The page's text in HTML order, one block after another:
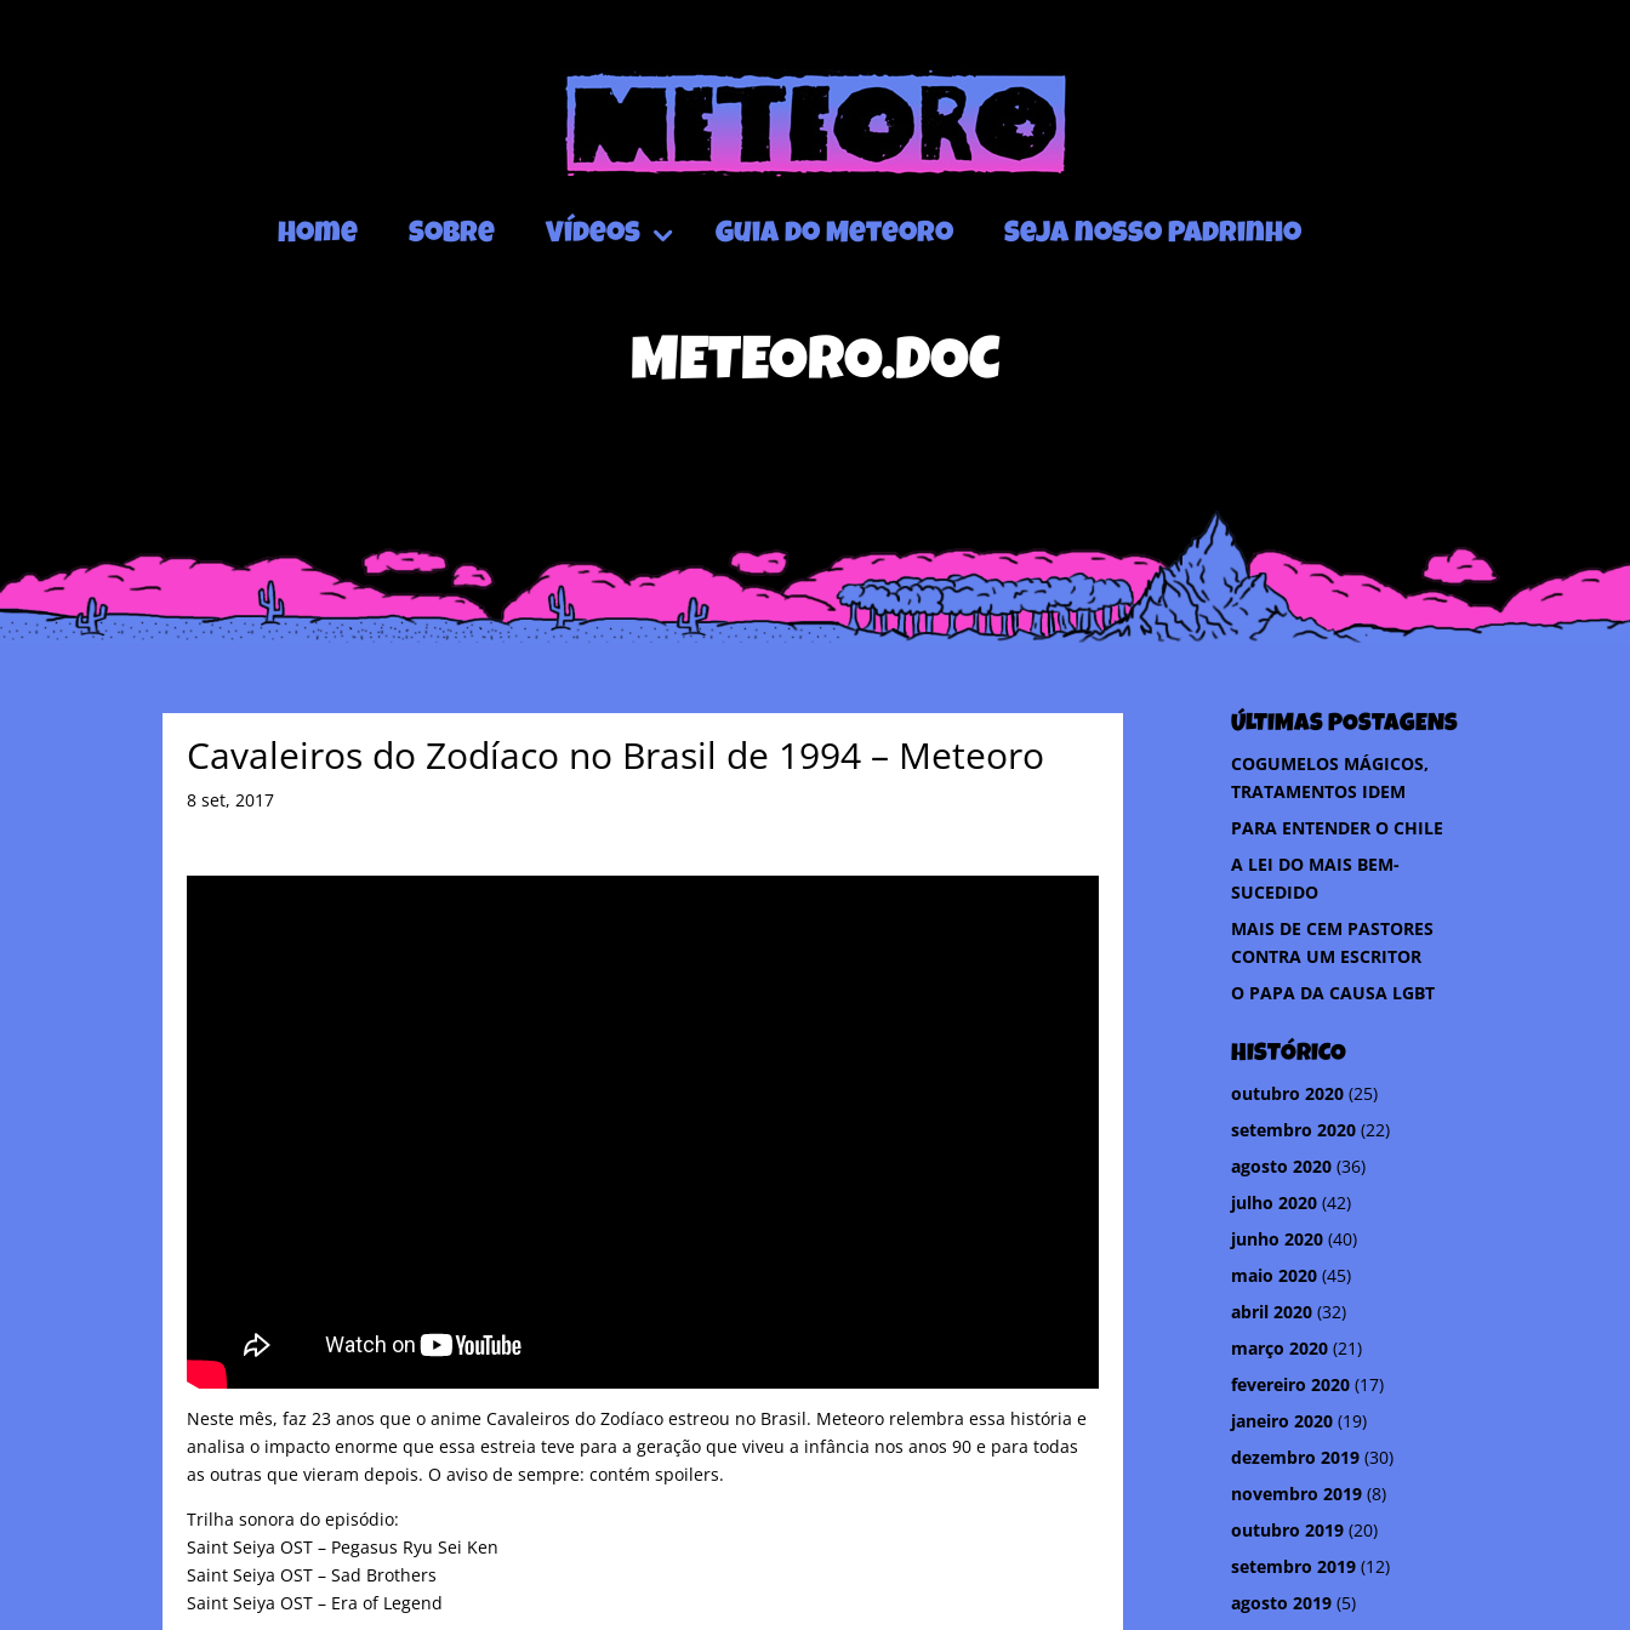
Home Sobre Vídeos Guia do Meteoro Seja nosso Padrinho
METEORO.DOC
Cavaleiros do Zodíaco no Brasil de 1994 – Meteoro
8 set, 2017
Neste mês, faz 23 anos que o anime Cavaleiros do Zodíaco estreou no Brasil. Meteoro relembra essa história e
analisa o impacto enorme que essa estreia teve para a geração que viveu a infância nos anos 90 e para todas
as outras que vieram depois. O aviso de sempre: contém spoilers.
Trilha sonora do episódio:
Saint Seiya OST – Pegasus Ryu Sei Ken
Saint Seiya OST – Sad Brothers
Saint Seiya OST – Era of Legend
ÚLTIMAS POSTAGENS
COGUMELOS MÁGICOS,
TRATAMENTOS IDEM
PARA ENTENDER O CHILE
A LEI DO MAIS BEM-
SUCEDIDO
MAIS DE CEM PASTORES
CONTRA UM ESCRITOR
O PAPA DA CAUSA LGBT
HISTÓRICO
outubro 2020 (25)
setembro 2020 (22)
agosto 2020 (36)
julho 2020 (42)
junho 2020 (40)
maio 2020 (45)
abril 2020 (32)
março 2020 (21)
fevereiro 2020 (17)
janeiro 2020 (19)
dezembro 2019 (30)
novembro 2019 (8)
outubro 2019 (20)
setembro 2019 (12)
agosto 2019 (5)